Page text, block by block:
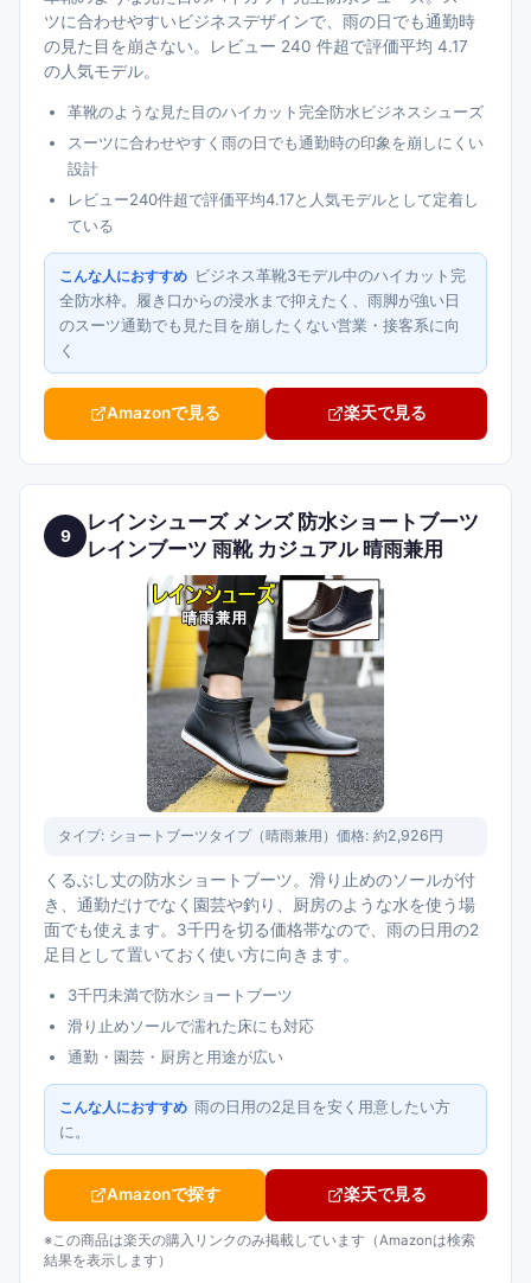
ツに合わせやすいビジネスデザインで、雨の日でも通勤時
の見た目を崩さない。レビュー 240 件超で評価平均 4.17
の人気モデル。
革靴のような見た目のハイカット完全防水ビジネスシューズ
スーツに合わせやすく雨の日でも通勤時の印象を崩しにくい
設計
レビュー240件超で評価平均4.17と人気モデルとして定着し
ている
こんな人におすすめ ビジネス革靴3モデル中のハイカット完
全防水枠。履き口からの浸水まで抑えたく、雨脚が強い日
のスーツ通勤でも見た目を崩したくない営業・接客系に向
く
Amazonで見る 楽天で見る
9
レインシューズ メンズ 防水ショートブーツ
レインブーツ 雨靴 カジュアル 晴雨兼用
タイプ: ショートブーツタイプ（晴雨兼用） 価格: 約2,926円
くるぶし丈の防水ショートブーツ。滑り止めのソールが付
き、通勤だけでなく園芸や釣り、厨房のような水を使う場
面でも使えます。3千円を切る価格帯なので、雨の日用の2
足目として置いておく使い方に向きます。
3千円未満で防水ショートブーツ
滑り止めソールで濡れた床にも対応
通勤・園芸・厨房と用途が広い
こんな人におすすめ 雨の日用の2足目を安く用意したい方
に。
Amazonで探す 楽天で見る
※この商品は楽天の購入リンクのみ掲載しています（Amazonは検索
結果を表示します）